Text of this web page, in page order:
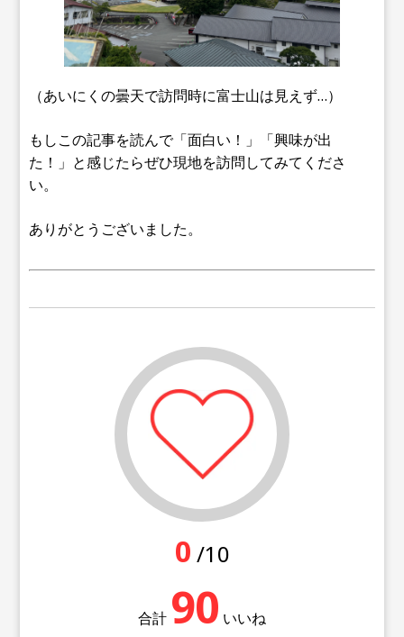
（あいにくの曇天で訪問時に富士山は見えず…）
もしこの記事を読んで「面白い！」「興味が出
た！」と感じたらぜひ現地を訪問してみてくださ
い。
ありがとうございました。
0 /10
合計 90 いいね